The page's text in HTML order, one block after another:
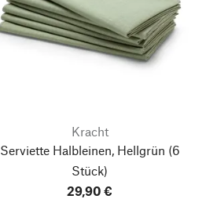
Kracht
Serviette Halbleinen, Hellgrün (6
Stück)
29,90 €